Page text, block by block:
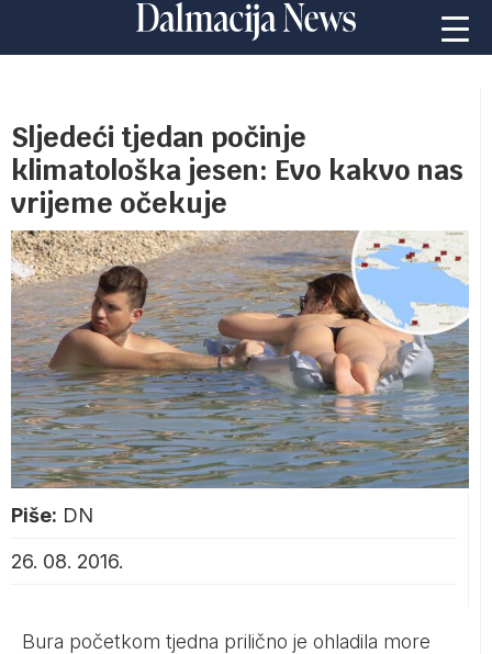
Sljedeći tjedan počinje
klimatološka jesen: Evo kakvo nas
vrijeme očekuje
Piše: DN
26. 08. 2016.
Bura početkom tjedna prilično je ohladila more